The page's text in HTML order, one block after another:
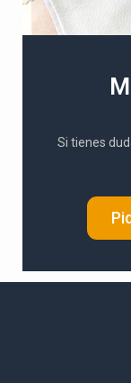
Si tienes